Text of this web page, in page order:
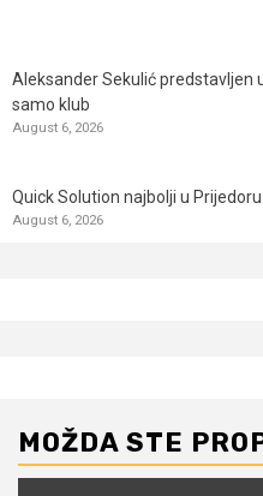
Aleksander Sekulić predstavljen
samo klub
August 6, 2026
Quick Solution najbolji u Prijedoru
August 6, 2026
MOŽDA STE